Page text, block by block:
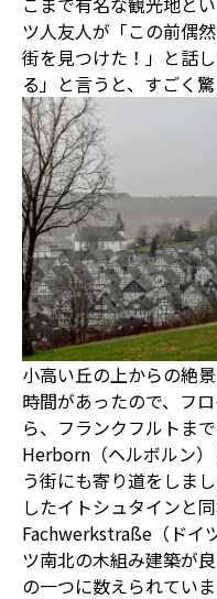
ツ人友人が「この前偶
街を見つけた！」と話
る」と言うと、すごく
小高い丘の上からの絶景
時間があったので、フ
ら、フランクフルトま
Herborn（ヘルボルン
う街にも寄り道をしま
したイトシュタインと
Fachwerkstraße（ドイ
ツ南北の木組み建築が
の一つに数えられていま